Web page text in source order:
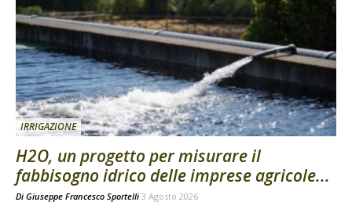
IRRIGAZIONE
H2O, un progetto per misurare il
fabbisogno idrico delle imprese agricole...
Di Giuseppe Francesco Sportelli 3 Agosto 2026